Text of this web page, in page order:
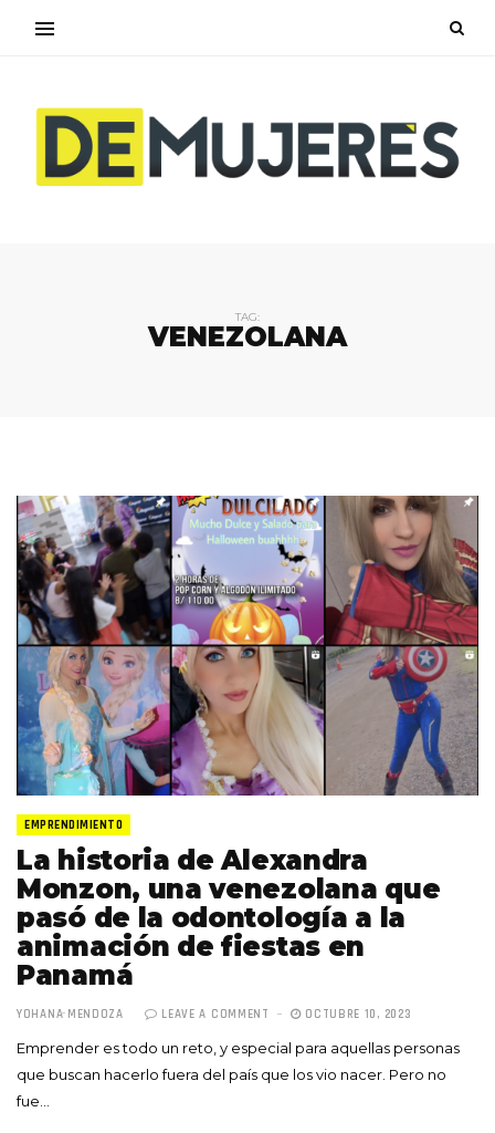
TAG:
VENEZOLANA
EMPRENDIMIENTO
La historia de Alexandra
Monzon, una venezolana que
pasó de la odontología a la
animación de fiestas en
Panamá
YOHANA MENDOZA LEAVE A COMMENT OCTUBRE 10, 2023
Emprender es todo un reto, y especial para aquellas personas
que buscan hacerlo fuera del país que los vio nacer. Pero no
fue…